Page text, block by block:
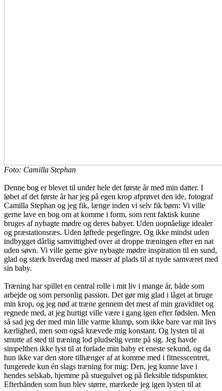
Foto: Camilla Stephan
Denne bog er blevet til under hele det første år med min datter. I
løbet af det første år har jeg på egen krop afprøvet den ide, fotograf
Camilla Stephan og jeg fik, længe inden vi selv fik børn: Vi ville
gerne lave en bog om at komme i form, som rent faktisk kunne
bruges af nybagte mødre og deres babyer. Uden uopnåelige idealer
og præstationsræs. Uden løftede pegefingre. Og ikke mindst uden
indbygget dårlig samvittighed over at droppe træningen efter en nat
uden søvn. Vi ville gerne give nybagte mødre inspiration til en sund,
glad og stærk hverdag med masser af plads til at nyde samværet med
sin baby.
Træning har spillet en central rolle i mit liv i mange år, både som
arbejde og som personlig passion. Det gør mig glad i låget at bruge
min krop, og jeg nød at træne gennem det mest af min graviditet og
regnede med, at jeg hurtigt ville være i gang igen efter fødslen. Men
så sad jeg der med min lille varme klump, som ikke bare var mit livs
kærlighed, men som også krævede mig konstant. Og lysten til at
smutte af sted til træning lod pludselig vente på sig. Jeg havde
simpelthen ikke lyst til at forlade min baby et eneste sekund, og da
hun ikke var den store tilhænger af at komme med i fitnesscentret,
fungerede kun én slags træning for mig: Den, jeg kunne lave i
hendes selskab, hjemme på stuegulvet og på fleksible tidspunkter.
Efterhånden som hun blev større, mærkede jeg igen lysten til at